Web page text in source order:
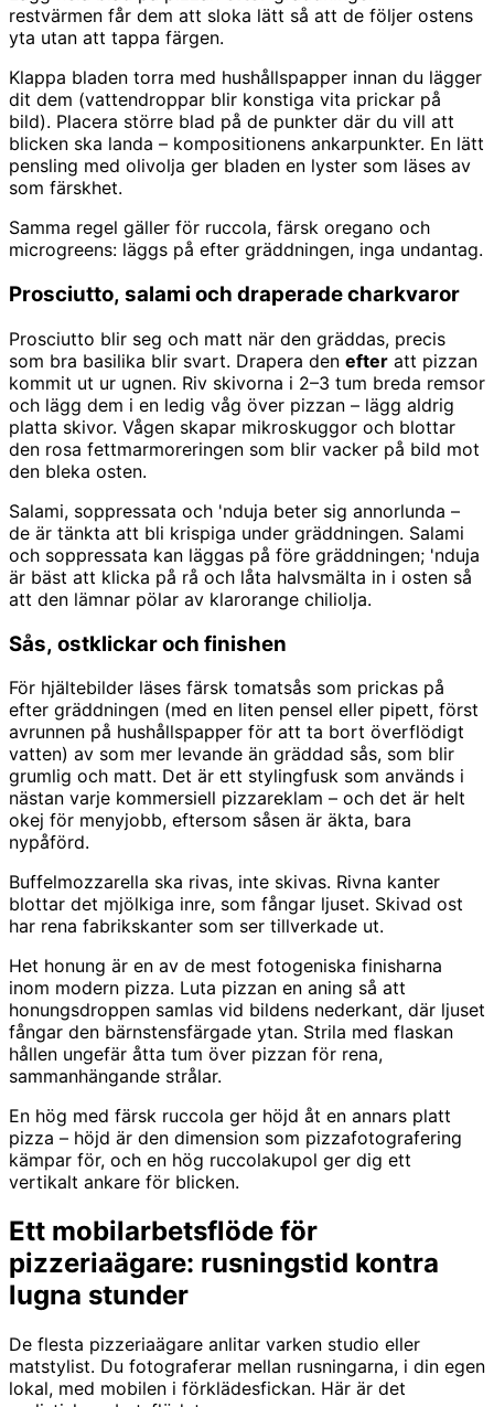
restvärmen får dem att sloka lätt så att de följer ostens
yta utan att tappa färgen.
Klappa bladen torra med hushållspapper innan du lägger
dit dem (vattendroppar blir konstiga vita prickar på
bild). Placera större blad på de punkter där du vill att
blicken ska landa – kompositionens ankarpunkter. En lätt
pensling med olivolja ger bladen en lyster som läses av
som färskhet.
Samma regel gäller för ruccola, färsk oregano och
microgreens: läggs på efter gräddningen, inga undantag.
Prosciutto, salami och draperade charkvaror
Prosciutto blir seg och matt när den gräddas, precis
som bra basilika blir svart. Drapera den efter att pizzan
kommit ut ur ugnen. Riv skivorna i 2–3 tum breda remsor
och lägg dem i en ledig våg över pizzan – lägg aldrig
platta skivor. Vågen skapar mikroskuggor och blottar
den rosa fettmarmoreringen som blir vacker på bild mot
den bleka osten.
Salami, soppressata och 'nduja beter sig annorlunda –
de är tänkta att bli krispiga under gräddningen. Salami
och soppressata kan läggas på före gräddningen; 'nduja
är bäst att klicka på rå och låta halvsmälta in i osten så
att den lämnar pölar av klarorange chiliolja.
Sås, ostklickar och finishen
För hjältebilder läses färsk tomatsås som prickas på
efter gräddningen (med en liten pensel eller pipett, först
avrunnen på hushållspapper för att ta bort överflödigt
vatten) av som mer levande än gräddad sås, som blir
grumlig och matt. Det är ett stylingfusk som används i
nästan varje kommersiell pizzareklam – och det är helt
okej för menyjobb, eftersom såsen är äkta, bara
nypåförd.
Buffelmozzarella ska rivas, inte skivas. Rivna kanter
blottar det mjölkiga inre, som fångar ljuset. Skivad ost
har rena fabrikskanter som ser tillverkade ut.
Het honung är en av de mest fotogeniska finisharna
inom modern pizza. Luta pizzan en aning så att
honungsdroppen samlas vid bildens nederkant, där ljuset
fångar den bärnstensfärgade ytan. Strila med flaskan
hållen ungefär åtta tum över pizzan för rena,
sammanhängande strålar.
En hög med färsk ruccola ger höjd åt en annars platt
pizza – höjd är den dimension som pizzafotografering
kämpar för, och en hög ruccolakupol ger dig ett
vertikalt ankare för blicken.
Ett mobilarbetsflöde för
pizzeriaägare: rusningstid kontra
lugna stunder
De flesta pizzeriaägare anlitar varken studio eller
matstylist. Du fotograferar mellan rusningarna, i din egen
lokal, med mobilen i förklädesfickan. Här är det